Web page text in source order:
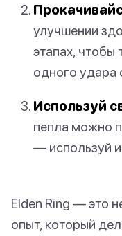
улучшении
этапах, чтобы
одного удара
Используй
пепла можно
— используй
Elden Ring — это
опыт, который